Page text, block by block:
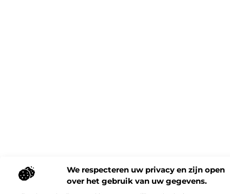
We respecteren uw privacy en zijn open
over het gebruik van uw gegevens.